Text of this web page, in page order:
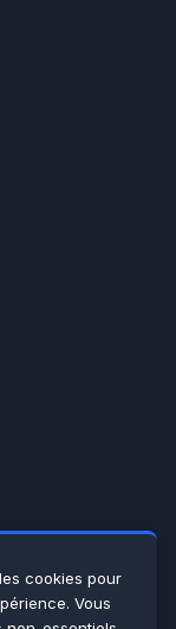
cookies pour
Vous